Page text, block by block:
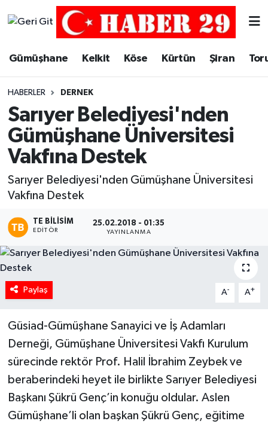
Gümüşhane Kelkit Köse Kürtün Şiran
HABERLER DERNEK
Sarıyer Belediyesi'nden
Gümüşhane Üniversitesi
Vakfına Destek
Sarıyer Belediyesi'nden Gümüşhane Üniversitesi
Vakfına Destek
TE BILISIM
EDITÖR
25.02.2018 - 01:35
YAYINLANMA
Paylaş A- A+
Güsiad-Gümüşhane Sanayici ve İş Adamları
Derneği, Gümüşhane Üniversitesi Vakfı Kurulum
sürecinde rektör Prof. Halil İbrahim Zeybek ve
beraberindeki heyet ile birlikte Sarıyer Belediyesi
Başkanı Şükrü Genç’in konuğu oldular. Aslen
Gümüşhane’li olan başkan Şükrü Genç, eğitime
Merkez Trafik Yoğunluk Haritası
Süper Lig Puan Durumu ve Fikstür
Tüm Manşetler
Haber Arşivi